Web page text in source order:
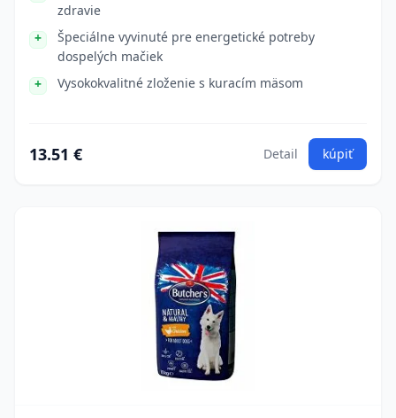
zdravie
Špeciálne vyvinuté pre energetické potreby
dospelých mačiek
Vysokokvalitné zloženie s kuracím mäsom
13.51 € Detail kúpiť